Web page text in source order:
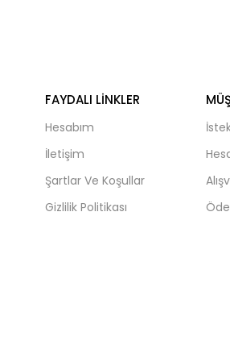
FAYDALI LINKLER
Hesabım
İletişim
Şartlar Ve Koşullar
Gizlilik Politikası